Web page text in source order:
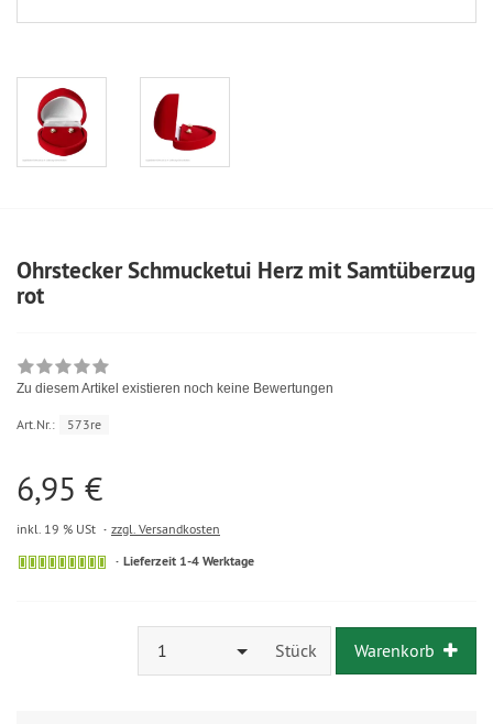
Ohrstecker Schmucketui Herz mit Samtüberzug
rot
Zu diesem Artikel existieren noch keine Bewertungen
Art.Nr.: 573re
6,95 €
inkl. 19 % USt zzgl. Versandkosten
Lieferzeit 1-4 Werktage
1 Stück Warenkorb